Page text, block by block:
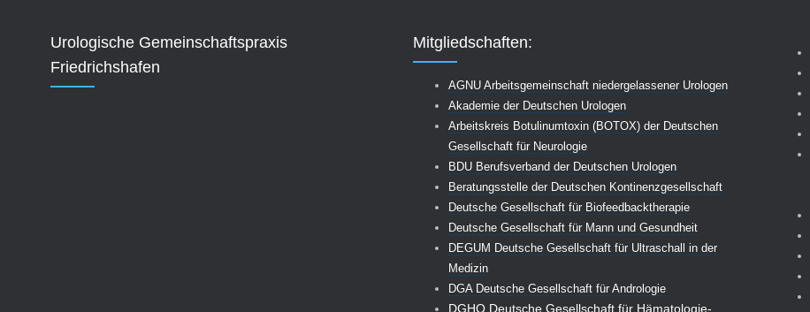
Urologische Gemeinschaftspraxis
Friedrichshafen
Mitgliedschaften:
AGNU Arbeitsgemeinschaft niedergelassener Urologen
Akademie der Deutschen Urologen
Arbeitskreis Botulinumtoxin (BOTOX) der Deutschen
Gesellschaft für Neurologie
BDU Berufsverband der Deutschen Urologen
Beratungsstelle der Deutschen Kontinenzgesellschaft
Deutsche Gesellschaft für Biofeedbacktherapie
Deutsche Gesellschaft für Mann und Gesundheit
DEGUM Deutsche Gesellschaft für Ultraschall in der
Medizin
DGA Deutsche Gesellschaft für Andrologie
DGHO Deutsche Gesellschaft für Hämatologie-